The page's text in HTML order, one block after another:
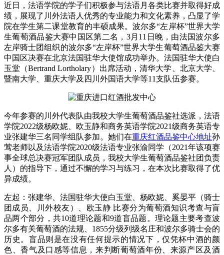
近日，法语学院的学子们积极参与法语月各类比赛并取得好成
绩，展现了川外法语人优秀的专业能力和文化素养，凸显了学
院在学生第二课堂教育的丰硕成果。波尔多“左岸杯”世界大学
生葡萄酒品鉴大赛中国区第二名，3月11日晚，由法国波尔多
左岸骑士团组织的波尔多“左岸杯”世界大学生葡萄酒品鉴大赛
中国区决赛在北京法国驻华大使馆成功举办。法国驻华大使白
玉堂（Bertrand Lortholary）出席活动，清华大学、北京大学、
暨南大学、重庆大学及四川外国语大学等11支队伍参赛。
今年参赛的川外代表队由我校大学生葡萄酒品鉴社选派，法语
学院2022级杨欧妮、欧玉静和商务英语学院2021级商务英语专
业张建华三名同学组队参加。她们在重庆红酒品鉴中心地址孙
莺老师以及法语学院2020级法语专业张渝同学（2021年该项赛
事全球总决赛冠军团队成员，我校大学生葡萄酒品鉴社团负责
人）的指导下，通过不懈的学习与练习，在本次比赛取得了优
异成绩。
左起：张建华、法国驻华大使白玉堂、杨欧妮、奚晏平（骑士
团成员、川外校友）、欧玉静 比赛分为葡萄酒知识考查与盲
品两个部分，共10道理论题和9道盲品题。理论题主要考查波
尔多有关葡萄酒的法规、1855分级列级名庄和波尔多骑士会的
历史。盲品则是在没有任何提示的情况下，仅凭杯中酒的颜
色、香气及口感等信息，来判断葡萄酒年份、来源产区及酒